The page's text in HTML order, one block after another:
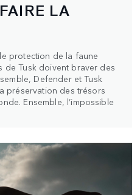
LA
protection de la faune
de Tusk doivent braver des
Defender et Tusk
préservation des trésors
Ensemble, l’impossible